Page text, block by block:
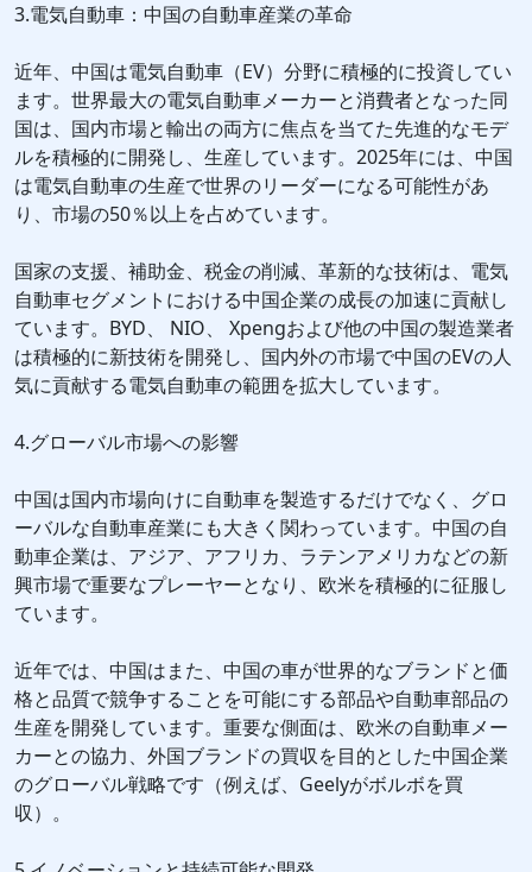
3.電気自動車：中国の自動車産業の革命
近年、中国は電気自動車（EV）分野に積極的に投資してい
ます。世界最大の電気自動車メーカーと消費者となった同
国は、国内市場と輸出の両方に焦点を当てた先進的なモデ
ルを積極的に開発し、生産しています。2025年には、中国
は電気自動車の生産で世界のリーダーになる可能性があ
り、市場の50％以上を占めています。
国家の支援、補助金、税金の削減、革新的な技術は、電気
自動車セグメントにおける中国企業の成長の加速に貢献し
ています。BYD、 NIO、 Xpengおよび他の中国の製造業者
は積極的に新技術を開発し、国内外の市場で中国のEVの人
気に貢献する電気自動車の範囲を拡大しています。
4.グローバル市場への影響
中国は国内市場向けに自動車を製造するだけでなく、グロ
ーバルな自動車産業にも大きく関わっています。中国の自
動車企業は、アジア、アフリカ、ラテンアメリカなどの新
興市場で重要なプレーヤーとなり、欧米を積極的に征服し
ています。
近年では、中国はまた、中国の車が世界的なブランドと価
格と品質で競争することを可能にする部品や自動車部品の
生産を開発しています。重要な側面は、欧米の自動車メー
カーとの協力、外国ブランドの買収を目的とした中国企業
のグローバル戦略です（例えば、Geelyがボルボを買
収）。